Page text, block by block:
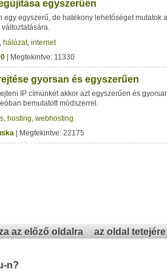
egyszerűen
egy egyszerű, de hatékony lehetőséget mutatok
, hálózat, internet
| Megtekintve: 11330
gyorsan és egyszerűen
IP címünket akkor azt egyszerűen és
bemutatott módszerrel.
, hosting, webhosting
| Megtekintve: 22175
az előző oldalra az oldal tetejére
n?